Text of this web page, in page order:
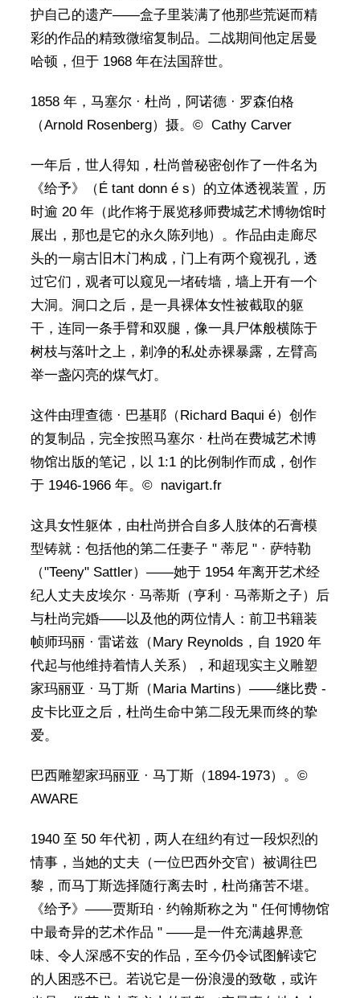
护自己的遗产——盒子里装满了他那些荒诞而精
彩的作品的精致微缩复制品。二战期间他定居曼
哈顿，但于 1968 年在法国辞世。
1858 年，马塞尔 · 杜尚，阿诺德 · 罗森伯格
（Arnold Rosenberg）摄。© Cathy Carver
一年后，世人得知，杜尚曾秘密创作了一件名为
《给予》（É tant donn é s）的立体透视装置，历
时逾 20 年（此作将于展览移师费城艺术博物馆时
展出，那也是它的永久陈列地）。作品由走廊尽
头的一扇古旧木门构成，门上有两个窥视孔，透
过它们，观者可以窥见一堵砖墙，墙上开有一个
大洞。洞口之后，是一具裸体女性被截取的躯
干，连同一条手臂和双腿，像一具尸体般横陈于
树枝与落叶之上，剃净的私处赤裸暴露，左臂高
举一盏闪亮的煤气灯。
这件由理查德 · 巴基耶（Richard Baqui é）创作
的复制品，完全按照马塞尔 · 杜尚在费城艺术博
物馆出版的笔记，以 1:1 的比例制作而成，创作
于 1946-1966 年。© navigart.fr
这具女性躯体，由杜尚拼合自多人肢体的石膏模
型铸就：包括他的第二任妻子 " 蒂尼 " · 萨特勒
（"Teeny" Sattler）——她于 1954 年离开艺术经
纪人丈夫皮埃尔 · 马蒂斯（亨利 · 马蒂斯之子）后
与杜尚完婚——以及他的两位情人：前卫书籍装
帧师玛丽 · 雷诺兹（Mary Reynolds，自 1920 年
代起与他维持着情人关系），和超现实主义雕塑
家玛丽亚 · 马丁斯（Maria Martins）——继比费 -
皮卡比亚之后，杜尚生命中第二段无果而终的挚
爱。
巴西雕塑家玛丽亚 · 马丁斯（1894-1973）。©
AWARE
1940 至 50 年代初，两人在纽约有过一段炽烈的
情事，当她的丈夫（一位巴西外交官）被调往巴
黎，而马丁斯选择随行离去时，杜尚痛苦不堪。
《给予》——贾斯珀 · 约翰斯称之为 " 任何博物馆
中最奇异的艺术作品 " ——是一件充满越界意
味、令人深感不安的作品，至今仍令试图解读它
的人困惑不已。若说它是一份浪漫的致敬，或许